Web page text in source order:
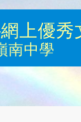
上優秀
南中學